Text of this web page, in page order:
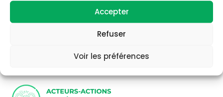
Accepter
Refuser
Voir les préférences